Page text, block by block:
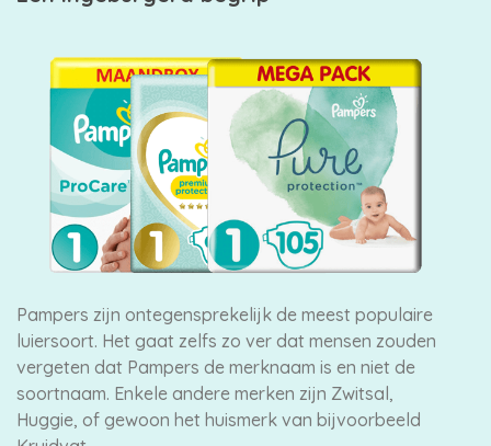
Pampers zijn ontegensprekelijk de meest populaire
luiersoort. Het gaat zelfs zo ver dat mensen zouden
vergeten dat Pampers de merknaam is en niet de
soortnaam. Enkele andere merken zijn Zwitsal,
Huggie, of gewoon het huismerk van bijvoorbeeld